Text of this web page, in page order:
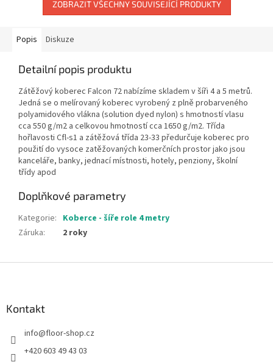
ZOBRAZIT VŠECHNY SOUVISEJÍCÍ PRODUKTY
Popis Diskuze
Detailní popis produktu
Zátěžový koberec Falcon 72 nabízíme skladem v šíři 4 a 5 metrů.
Jedná se o melírovaný koberec vyrobený z plně probarveného
polyamidového vlákna (solution dyed nylon) s hmotností vlasu
cca 550 g/m2 a celkovou hmotností cca 1650 g/m2. Třída
hořlavosti Cfl-s1 a zátěžová třída 23-33 předurčuje koberec pro
použití do vysoce zatěžovaných komerčních prostor jako jsou
kanceláře, banky, jednací místnosti, hotely, penziony, školní
třídy apod
Doplňkové parametry
Kategorie: Koberce - šíře role 4 metry
Záruka: 2 roky
Kontakt
info@floor-shop.cz
+420 603 49 43 03